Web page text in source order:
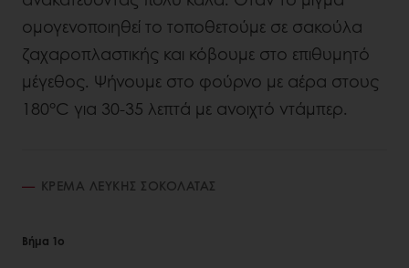
ομογενοποιηθεί το τοποθετούμε σε σακούλα
ζαχαροπλαστικής και κόβουμε στο επιθυμητό
μέγεθος. Ψήνουμε στο φούρνο με αέρα στους
180°C για 30-35 λεπτά με ανοιχτό ντάμπερ.
ΚΡΕΜΑ ΛΕΥΚΗΣ ΣΟΚΟΛΑΤΑΣ
Βήμα 1ο